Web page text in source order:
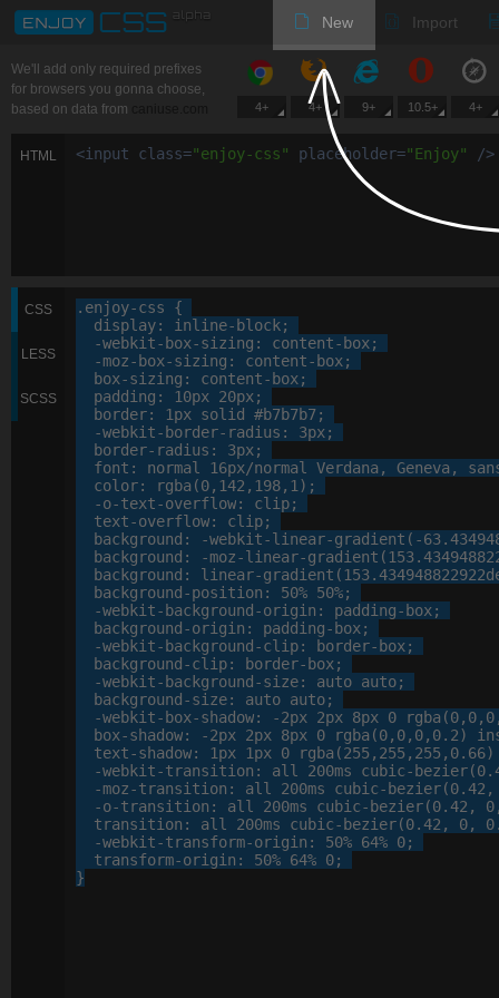
New Import
We'll add only required prefixes
for browsers you gonna choose,
based on data from
4+ 4+ 9+ 10.5+ 4+
HTML <input class="enjoy-css" placeholder="Enjoy" />
CSS
LESS
SCSS
.enjoy-css {
display: inline-block;
-webkit- box-sizing : content-box;
-moz- box-sizing : content-box;
box-sizing : content-box;
padding : 10px 20px;
border: 1px solid #b7b7b7;
-webkit- border-radius : 3px;
border-radius : 3px;
font : normal 16px/normal Verdana, Geneva ,
color: rgba (0, 142 , 198, 1 );
-o-text-overflow: clip;
text-overflow: clip;
background : -webkit-linear-gradient (-63.
background : -moz-linear-gradient (153.
background : linear-gradient (153.434948822922
background-position : 50% 50%;
-webkit- background-origin : padding-box;
background-origin : padding-box;
-webkit- background-clip: border-box;
background-clip: border-box;
-webkit- background-size: auto auto;
background-size: auto auto;
-webkit- box-shadow: -2px 2px 8px 0 rgba(0, 0, 0,
box-shadow: -2px 2px 8px 0 rgba(0, 0, 0, 0. 2)
text-shadow: 1px 1px 0 rgba(255, 255, 255, 0. 66)
-webkit-transition : all 200ms cubic-bezier(0.
-moz-transition : all 200ms cubic-bezier(0.42 ,
-o-transition : all 200ms cubic-bezier(0.42 , 0
transition : all 200ms cubic-bezier(0.42 , 0, 0.
-webkit-transform-origin : 50% 64% 0;
transform-origin : 50% 64% 0;
}